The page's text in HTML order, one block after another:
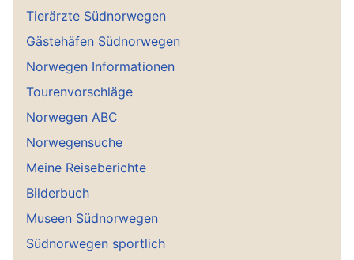
Tierärzte Südnorwegen
Gästehäfen Südnorwegen
Norwegen Informationen
Tourenvorschläge
Norwegen ABC
Norwegensuche
Meine Reiseberichte
Bilderbuch
Museen Südnorwegen
Südnorwegen sportlich